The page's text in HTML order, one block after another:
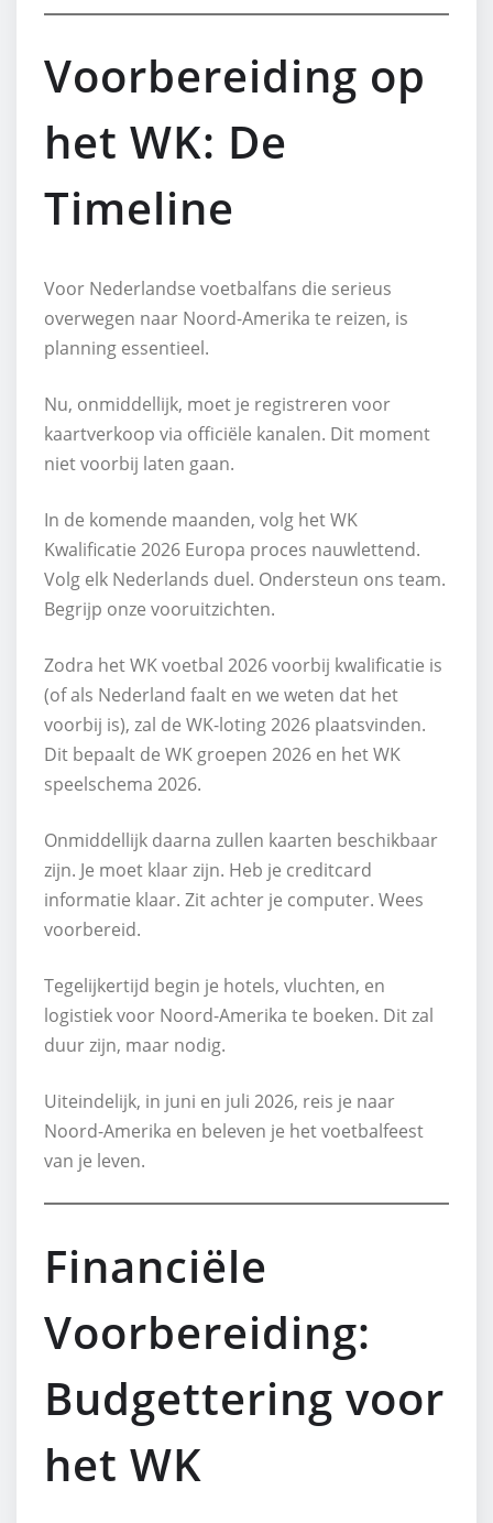
Voorbereiding op
het WK: De
Timeline
Voor Nederlandse voetbalfans die serieus
overwegen naar Noord-Amerika te reizen, is
planning essentieel.
Nu, onmiddellijk, moet je registreren voor
kaartverkoop via officiële kanalen. Dit moment
niet voorbij laten gaan.
In de komende maanden, volg het WK
Kwalificatie 2026 Europa proces nauwlettend.
Volg elk Nederlands duel. Ondersteun ons team.
Begrijp onze vooruitzichten.
Zodra het WK voetbal 2026 voorbij kwalificatie is
(of als Nederland faalt en we weten dat het
voorbij is), zal de WK-loting 2026 plaatsvinden.
Dit bepaalt de WK groepen 2026 en het WK
speelschema 2026.
Onmiddellijk daarna zullen kaarten beschikbaar
zijn. Je moet klaar zijn. Heb je creditcard
informatie klaar. Zit achter je computer. Wees
voorbereid.
Tegelijkertijd begin je hotels, vluchten, en
logistiek voor Noord-Amerika te boeken. Dit zal
duur zijn, maar nodig.
Uiteindelijk, in juni en juli 2026, reis je naar
Noord-Amerika en beleven je het voetbalfeest
van je leven.
Financiële
Voorbereiding:
Budgettering voor
het WK